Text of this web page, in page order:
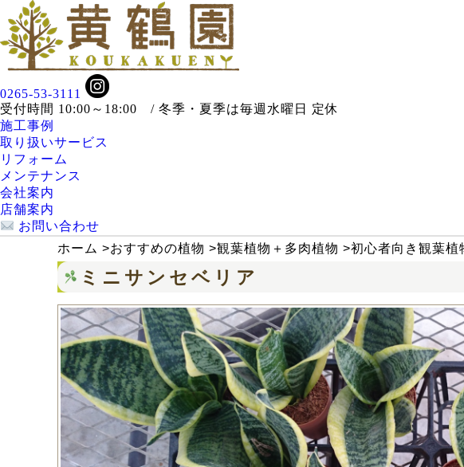
0265-53-3111
受付時間 10:00～18:00 / 冬季・夏季は毎週水曜日 定休
施工事例
取り扱いサービス
リフォーム
メンテナンス
会社案内
店舗案内
お問い合わせ
ホーム >おすすめの植物 >観葉植物＋多肉植物 >初心者向き観葉植
ミニサンセベリア